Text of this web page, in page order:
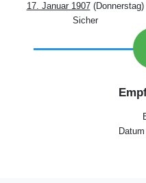
17. Januar 1907(Donnerstag)
Sicher